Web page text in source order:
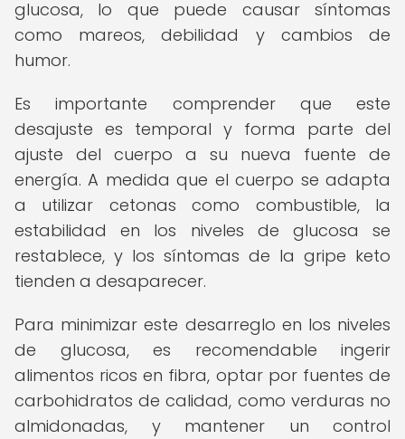
glucosa, lo que puede causar síntomas
como mareos, debilidad y cambios de
humor.
Es importante comprender que este
desajuste es temporal y forma parte del
ajuste del cuerpo a su nueva fuente de
energía. A medida que el cuerpo se adapta
a utilizar cetonas como combustible, la
estabilidad en los niveles de glucosa se
restablece, y los síntomas de la gripe keto
tienden a desaparecer.
Para minimizar este desarreglo en los niveles
de glucosa, es recomendable ingerir
alimentos ricos en fibra, optar por fuentes de
carbohidratos de calidad, como verduras no
almidonadas, y mantener un control